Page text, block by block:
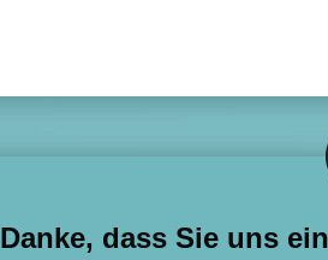
Danke, dass Sie uns